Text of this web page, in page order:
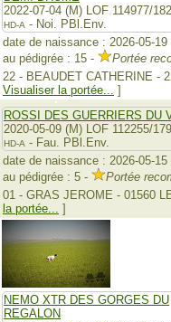
2022-07-04 (M) LOF 114977/
HD-A - Noi. PBl.Env.
date de naissance : 2026-05-
au pédigrée : 15 -
Portée
22 - BEAUDET CATHERINE -
Visualiser la portée... ]
ROSSI DES GUERRIERS DU
2020-05-09 (M) LOF 112255/
HD-A - Fau. PBl.Env.
date de naissance : 2026-05-
au pédigrée : 5 -
Portée
01 - GRAS JEROME - 01560
la portée... ]
NEMO XTR DES GORGES DU
REGALON